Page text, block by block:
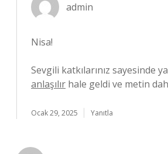
admin
Nisa!
Sevgili katkılarınız sayesinde
anlaşılır hale geldi ve metin
Ocak 29, 2025 Yanıtla